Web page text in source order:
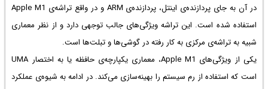
در آن به جای پردازنده‌ی اینتل، پردازنده‌ی ARM و در واقع تراشه‌ی Apple M1
استفاده شده است. این تراشه ویژگی‌های جالب توجهی دارد و از نظر معماری
شبیه به تراشه‌ی مرکزی به کار رفته در گوشی‌ها و تبلت‌ها است.
یکی از ویژگی‌های Apple M1، معماری یکپارچه‌ی حافظه یا به اختصار UMA
است که استفاده از رم سیستم را بهینه‌سازی می‌کند. در ادامه به شیوه‌ی عملکرد